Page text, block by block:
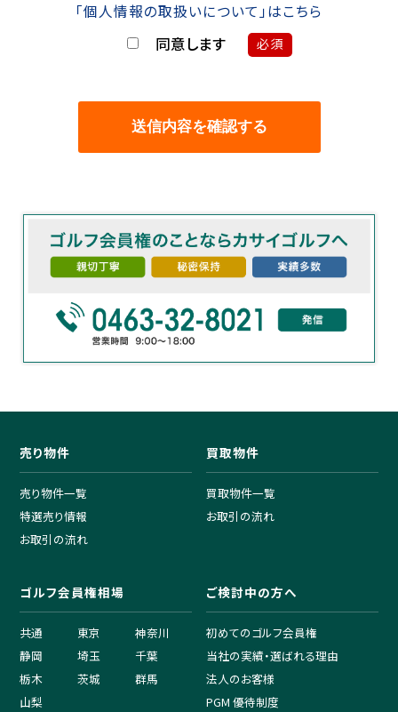
「個人情報の取扱いについて」はこちら
同意します 必須
売り物件
売り物件一覧
特選売り情報
お取引の流れ
買取物件
買取物件一覧
お取引の流れ
ゴルフ会員権相場
共通 東京
神奈川
静岡
埼玉
千葉
栃木
茨城
群馬
山梨
ご検討中の方へ
初めてのゴルフ会員権
当社の実績・選ばれる理由
法人のお客様
PGM 優待制度